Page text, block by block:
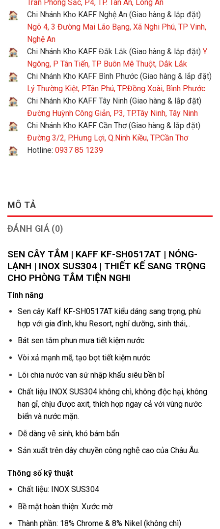
Trần Phong Sắc, P4, TP. Tân An, Long An
Chi Nhánh Kho KAFF Nghệ An (Giao hàng & lắp đặt)
Ngõ 4, 3 Đường Mai Lão Bạng, Xã Nghi Phú, TP Vinh,
Nghệ An
Chi Nhánh Kho KAFF Đắk Lắk (Giao hàng & lắp đặt) Y
Ngông, P Tân Tiến, TP Buôn Mê Thuột, Dắk Lắk
Chi Nhánh Kho KAFF Bình Phước (Giao hàng & lắp đặt)
Lý Thường Kiệt, P.Tân Phú, TP.Đồng Xoài, Bình Phước
Chi Nhánh Kho KAFF Tây Ninh (Giao hàng & lắp đặt)
Đường Huỳnh Công Giản, P3, TP.Tây Ninh, Tây Ninh
Chi Nhánh Kho KAFF Cần Thơ (Giao hàng & lắp đặt)
Đường 3/2, P.Hưng Lợi, Q.Ninh Kiều, TP.Cần Thơ
Hotline: 0937 85 1239
MÔ TẢ
ĐÁNH GIÁ (0)
SEN CÂY TẮM | KAFF KF-SH0517AT | NÓNG-
LẠNH | INOX SUS304 | THIẾT KẾ SANG TRỌNG
CHO PHÒNG TẮM TIỆN NGHI
Tính năng
Sen cây Kaff KF-SH0517AT kiểu dáng sang trọng, phù
hợp với gia đình, khu Resort, nghỉ dưỡng, sinh thái,..
Bát sen tắm phun mưa tiết kiệm nước
Vòi xả mạnh mẽ, tạo bọt tiết kiệm nước
Lõi chia nước van sứ nhập khẩu siêu bền bỉ
Chất liệu INOX SUS304 không chì, không độc hại, không
han gỉ, chịu được axit, thích hợp ngay cả với vùng nước
biển và nước mặn.
Dễ dàng vệ sinh, khó bám bẩn
Sản xuất trên dây chuyền công nghệ cao của Châu Âu.
Thông số kỹ thuật
Chất liệu: INOX SUS304
Bề mặt hoàn thiện: Xước mờ
Thành phần: 18% Chrome & 8% Nikel (không chì)